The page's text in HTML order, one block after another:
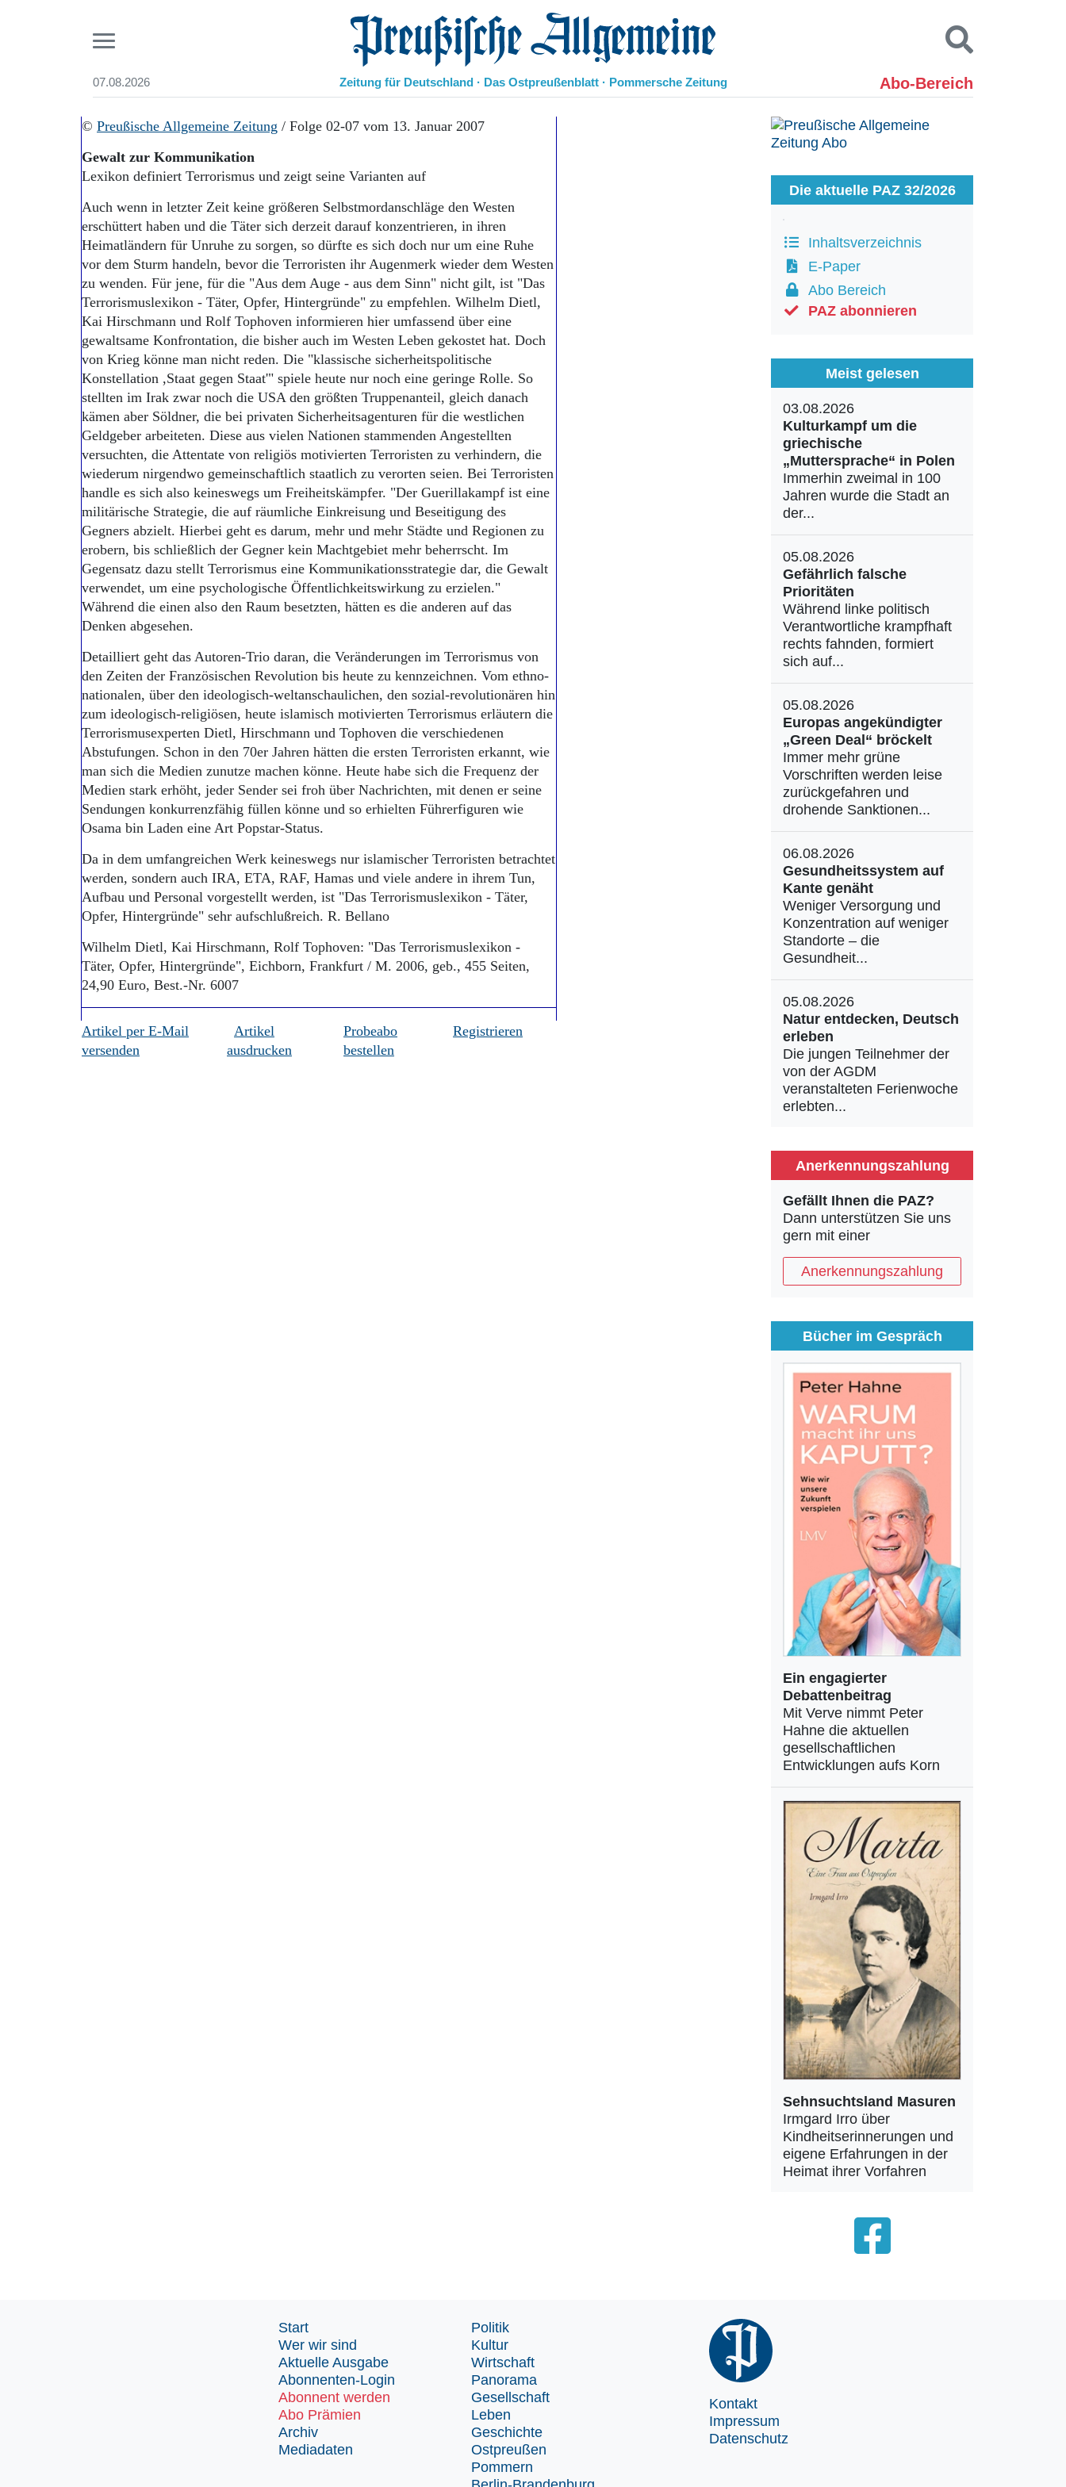
07.08.2026 Preußische Allgemeine Zeitung
Zeitung für Deutschland · Das Ostpreußenblatt · Pommersche Zeitung Abo-Bereich
Start
Aktuelle Ausgabe
Abonnenten-Login
Abo Prämien
Archiv
Mediadaten
Leben
Geschichte
Ostpreußen
Pommern
Berlin-Brandenburg
Schlesien
Danzig und Westpreußen
Bücher
Kontakt
Suchen und finden
© Preußische Allgemeine Zeitung / Folge 02-07 vom 13. Januar 2007
Gewalt zur Kommunikation
Lexikon definiert Terrorismus und zeigt seine Varianten auf
Auch wenn in letzter Zeit keine größeren Selbstmordanschläge den Westen
erschüttert haben und die Täter sich derzeit darauf konzentrieren, in ihren
Heimatländern für Unruhe zu sorgen, so dürfte es sich doch nur um eine Ruhe
vor dem Sturm handeln, bevor die Terroristen ihr Augenmerk wieder dem Westen
zu wenden. Für jene, für die "Aus dem Auge - aus dem Sinn" nicht gilt, ist "Das
Terrorismuslexikon - Täter, Opfer, Hintergründe" zu empfehlen. Wilhelm Dietl,
Kai Hirschmann und Rolf Tophoven informieren hier umfassend über eine
gewaltsame Konfrontation, die bisher auch im Westen Leben gekostet hat. Doch
von Krieg könne man nicht reden. Die "klassische sicherheitspolitische
Konstellation ,Staat gegen Staat'" spiele heute nur noch eine geringe Rolle. So
stellten im Irak zwar noch die USA den größten Truppenanteil, gleich danach
kämen aber Söldner, die bei privaten Sicherheitsagenturen für die westlichen
Geldgeber arbeiteten. Diese aus vielen Nationen stammenden Angestellten
versuchten, die Attentate von religiös motivierten Terroristen zu verhindern, die
wiederum nirgendwo gemeinschaftlich staatlich zu verorten seien. Bei Terroristen
handle es sich also keineswegs um Freiheitskämpfer. "Der Guerillakampf ist eine
militärische Strategie, die auf räumliche Einkreisung und Beseitigung des
Gegners abzielt. Hierbei geht es darum, mehr und mehr Städte und Regionen zu
erobern, bis schließlich der Gegner kein Machtgebiet mehr beherrscht. Im
Gegensatz dazu stellt Terrorismus eine Kommunikationsstrategie dar, die Gewalt
verwendet, um eine psychologische Öffentlichkeitswirkung zu erzielen."
Während die einen also den Raum besetzten, hätten es die anderen auf das
Denken abgesehen.
Detailliert geht das Autoren-Trio daran, die Veränderungen im Terrorismus von
den Zeiten der Französischen Revolution bis heute zu kennzeichnen. Vom ethno-
nationalen, über den ideologisch-weltanschaulichen, den sozial-revolutionären hin
zum ideologisch-religiösen, heute islamisch motivierten Terrorismus erläutern die
Terrorismusexperten Dietl, Hirschmann und Tophoven die verschiedenen
Abstufungen. Schon in den 70er Jahren hätten die ersten Terroristen erkannt, wie
man sich die Medien zunutze machen könne. Heute habe sich die Frequenz der
Medien stark erhöht, jeder Sender sei froh über Nachrichten, mit denen er seine
Sendungen konkurrenzfähig füllen könne und so erhielten Führerfiguren wie
Osama bin Laden eine Art Popstar-Status.
Da in dem umfangreichen Werk keineswegs nur islamischer Terroristen betrachtet
werden, sondern auch IRA, ETA, RAF, Hamas und viele andere in ihrem Tun,
Aufbau und Personal vorgestellt werden, ist "Das Terrorismuslexikon - Täter,
Opfer, Hintergründe" sehr aufschlußreich. R. Bellano
Wilhelm Dietl, Kai Hirschmann, Rolf Tophoven: "Das Terrorismuslexikon -
Täter, Opfer, Hintergründe", Eichborn, Frankfurt / M. 2006, geb., 455 Seiten,
24,90 Euro, Best.-Nr. 6007
Artikel per E-Mail
versenden
Artikel
ausdrucken
Probeabo
bestellen
Registrieren
Die aktuelle PAZ 32/2026
Inhaltsverzeichnis
E-Paper
Abo Bereich
PAZ abonnieren
Meist gelesen
03.08.2026
Kulturkampf um die
griechische
„Muttersprache“ in Polen
Immerhin zweimal in 100
Jahren wurde die Stadt an
der...
05.08.2026
Gefährlich falsche
Prioritäten
Während linke politisch
Verantwortliche krampfhaft
rechts fahnden, formiert
sich auf...
05.08.2026
Europas angekündigter
„Green Deal“ bröckelt
Immer mehr grüne
Vorschriften werden leise
zurückgefahren und
drohende Sanktionen...
06.08.2026
Gesundheitssystem auf
Kante genäht
Weniger Versorgung und
Konzentration auf weniger
Standorte – die
Gesundheit...
05.08.2026
Natur entdecken, Deutsch
erleben
Die jungen Teilnehmer der
von der AGDM
veranstalteten Ferienwoche
erlebten...
Anerkennungszahlung
Gefällt Ihnen die PAZ?
Dann unterstützen Sie uns
gern mit einer
Anerkennungszahlung
Bücher im Gespräch
Ein engagierter
Debattenbeitrag
Mit Verve nimmt Peter
Hahne die aktuellen
gesellschaftlichen
Entwicklungen aufs Korn
Sehnsuchtsland Masuren
Irmgard Irro über
Kindheitserinnerungen und
eigene Erfahrungen in der
Heimat ihrer Vorfahren
Start
Wer wir sind
Aktuelle Ausgabe
Abonnenten-Login
Abonnent werden
Abo Prämien
Archiv
Mediadaten
Politik
Kultur
Wirtschaft
Panorama
Gesellschaft
Leben
Geschichte
Ostpreußen
Pommern
Kontakt
Impressum
Datenschutz